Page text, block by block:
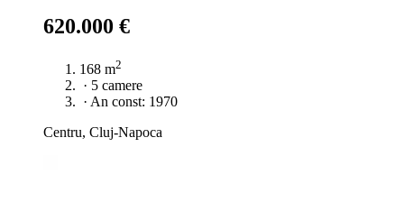
620.000 €
168 m2
· 5 camere
· An const: 1970
Centru, Cluj-Napoca